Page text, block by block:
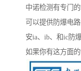
中诺检测有专门
可以提供防爆电
安ia、ib、和ic防
如果你有这方面